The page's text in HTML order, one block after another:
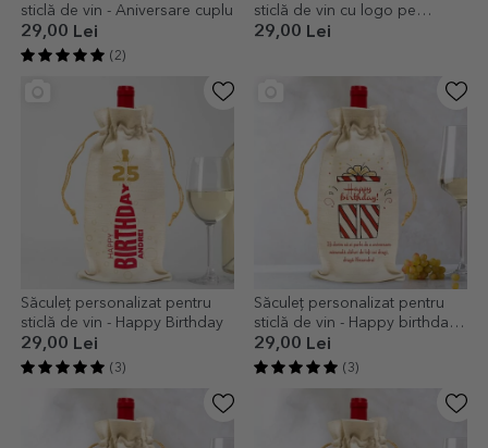
sticlă de vin - Aniversare cuplu
29,00 Lei
(2)
sticlă de vin cu logo pe
orizontală
29,00 Lei
Săculeț personalizat pentru
sticlă de vin - Happy Birthday
29,00 Lei
(3)
Săculeț personalizat pentru
sticlă de vin - Happy birthday
gift
29,00 Lei
(3)